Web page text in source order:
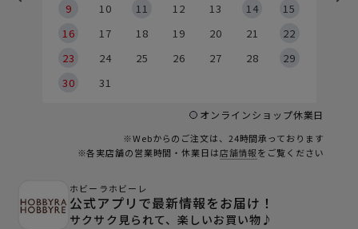
9
10 11 12 13 14
15
16
17 18 19 20 21
22
23
24 25 26 27 28
29
30
31
オンラインショップ休業日
※Webからのご注文は、24時間承っております
※各実店舗の営業時間・休業日は店舗情報をご覧ください
ホビーラホビーレ
公式アプリで最新情報をお届け！
サクサク見られて、楽しいお買い物♪